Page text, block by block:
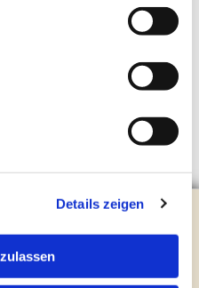
Details zeigen
Steinhagen
Steinhagen